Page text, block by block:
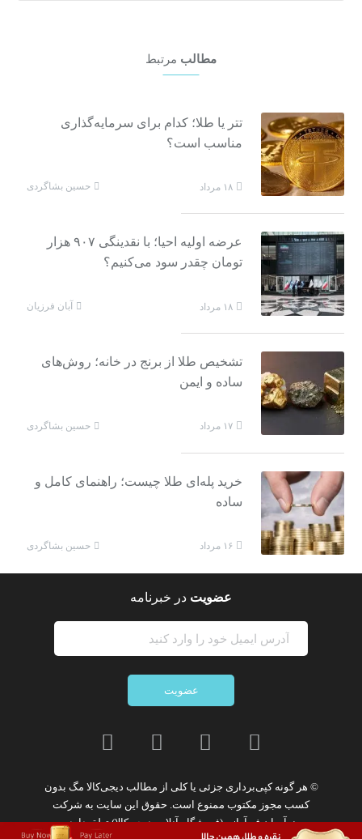
مطالب مرتبط
تتر یا طلا؛ کدام برای سرمایه‌گذاری
مناسب است؟
۱۸ مرداد حسین بشاگردی
عرضه اولیه احیا؛ با نقدینگی ۹۰۷ هزار
تومان چقدر سود می‌کنیم؟
۱۸ مرداد آبان فرزیان
تشخیص طلا از برنج در خانه؛ روش‌های
ساده و ایمن
۱۷ مرداد حسین بشاگردی
خرید پله‌ای طلا چیست؛ راهنمای کامل و
ساده
۱۶ مرداد حسین بشاگردی
عضویت در خبرنامه
عضویت
© هر گونهکپی‌برداری جزئی یا کلی از مطالب دیجی‌کالا مگ بدون
کسب مجوز مکتوب ممنوع است. حقوق این سایت به شرکت
نوآوران فن‌آوازه (فروشگاه آنلاین دیجی‌کالا)تعلق دارد.